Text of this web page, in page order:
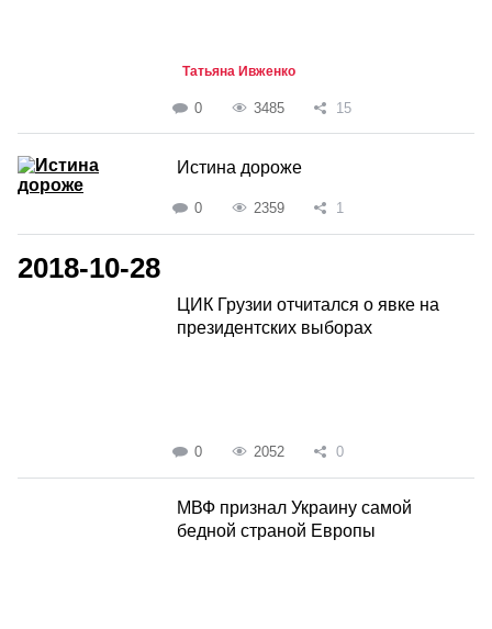
Татьяна Ивженко
0 3485 15
Истина дороже
0 2359 1
2018-10-28
ЦИК Грузии отчитался о явке на
президентских выборах
0 2052 0
МВФ признал Украину самой
бедной страной Европы